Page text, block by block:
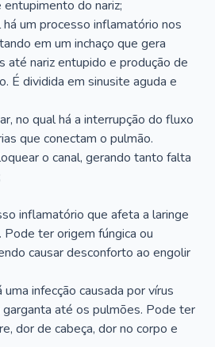
do nariz;
há um processo inflamatório nos
em um inchaço que gera
até nariz entupido e produção de
É dividida em sinusite aguda e
no qual há a interrupção do fluxo
que conectam o pulmão.
o canal, gerando tanto falta
inflamatório que afeta a laringe
ter origem fúngica ou
causar desconforto ao engolir
uma infecção causada por vírus
até os pulmões. Pode ter
dor de cabeça, dor no corpo e